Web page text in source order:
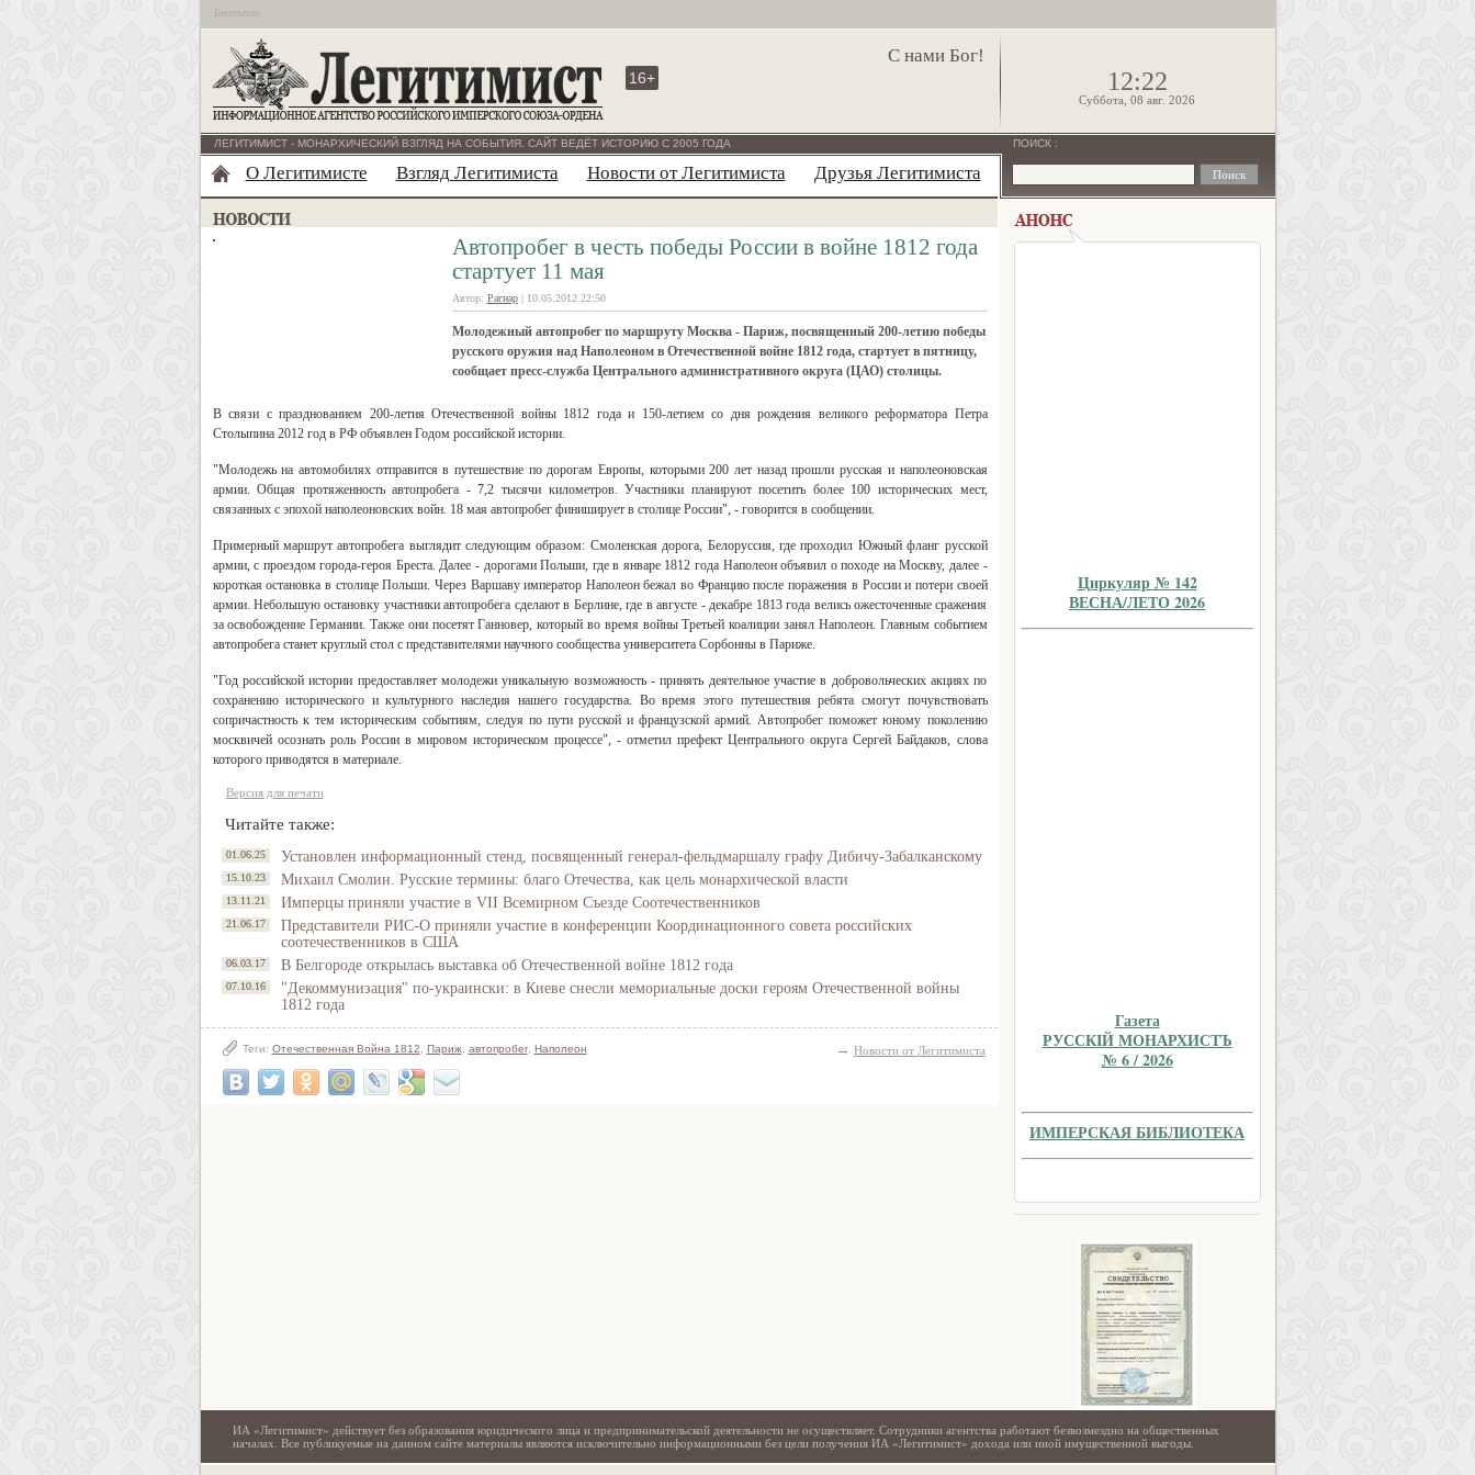
Бесплатно
С нами Бог!
16+ 12:22
Суббота, 08 авг. 2026
ЛЕГИТИМИСТ - МОНАРХИЧЕСКИЙ ВЗГЛЯД НА СОБЫТИЯ. САЙТ ВЕДЁТ ИСТОРИЮ С 2005 ГОДА
О Легитимисте Взгляд Легитимиста Новости от Легитимиста Друзья Легитимиста
Автопробег в честь победы России в войне 1812 года
стартует 11 мая
Автор: Рагнар| 10.05.2012 22:50
Молодежный автопробег по маршруту Москва - Париж, посвященный 200-летию победы
русского оружия над Наполеоном в Отечественной войне 1812 года, стартует в пятницу,
сообщает пресс-служба Центрального административного округа (ЦАО) столицы.
В связи с празднованием 200-летия Отечественной войны 1812 года и 150-летием со дня рождения великого реформатора Петра
Столыпина 2012 год в РФ объявлен Годом российской истории.
"Молодежь на автомобилях отправится в путешествие по дорогам Европы, которыми 200 лет назад прошли русская и наполеоновская
армии. Общая протяженность автопробега - 7,2 тысячи километров. Участники планируют посетить более 100 исторических мест,
связанных с эпохой наполеоновских войн. 18 мая автопробег финиширует в столице России", - говорится в сообщении.
Примерный маршрут автопробега выглядит следующим образом: Смоленская дорога, Белоруссия, где проходил Южный фланг русской
армии, с проездом города-героя Бреста. Далее - дорогами Польши, где в январе 1812 года Наполеон объявил о походе на Москву, далее -
короткая остановка в столице Польши. Через Варшаву император Наполеон бежал во Францию после поражения в России и потери своей
армии. Небольшую остановку участники автопробега сделают в Берлине, где в августе - декабре 1813 года велись ожесточенные сражения
за освобождение Германии. Также они посетят Ганновер, который во время войны Третьей коалиции занял Наполеон. Главным событием
автопробега станет круглый стол с представителями научного сообщества университета Сорбонны в Париже.
"Год российской истории предоставляет молодежи уникальную возможность - принять деятельное участие в добровольческих акциях по
сохранению исторического и культурного наследия нашего государства. Во время этого путешествия ребята смогут почувствовать
сопричастность к тем историческим событиям, следуя по пути русской и французской армий. Автопробег поможет юному поколению
москвичей осознать роль России в мировом историческом процессе", - отметил префект Центрального округа Сергей Байдаков, слова
которого приводятся в материале.
Версия для печати
Читайте также:
01.06.25 Установлен информационный стенд, посвященный генерал-фельдмаршалу графу Дибичу-Забалканскому
15.10.23 Михаил Смолин. Русские термины: благо Отечества, как цель монархической власти
13.11.21 Имперцы приняли участие в VII Всемирном Съезде Соотечественников
21.06.17
Представители РИС-О приняли участие в конференции Координационного совета российских
соотечественников в США
06.03.17 В Белгороде открылась выставка об Отечественной войне 1812 года
07.10.16
"Декоммунизация" по-украински: в Киеве снесли мемориальные доски героям Отечественной войны
1812 года
Теги: Отечественная Война 1812 Париж, автопробег, Наполеон → Новости от Легитимиста
ПОИСК :
Циркуляр № 142
ВЕСНА/ЛЕТО 2026
Газета
РУССКIЙ МОНАРХИСТЪ
№ 6 / 2026
ИМПЕРСКАЯ БИБЛИОТЕКА
ИА «Легитимист» действует без образования юридического лица и предпринимательской деятельности не осуществляет. Сотрудники агентства работают безвозмездно на общественных
началах. Все публикуемые на данном сайте материалы являются исключительно информационными без цели получения ИА «Легитимист» дохода или иной имущественной выгоды.